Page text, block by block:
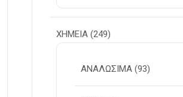
ΧΗΜΕΙΑ (249)
ΑΝΑΛΩΣΙΜΑ (93)